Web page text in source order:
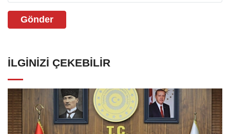
Gönder
İLGINIZI ÇEKEBILIR